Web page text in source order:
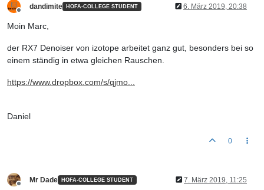
dandimite HOFA-COLLEGE STUDENT 6. März 2019, 20:38
Moin Marc,
der RX7 Denoiser von izotope arbeitet ganz gut, besonders bei so
einem ständig in etwa gleichen Rauschen.
https://www.dropbox.com/s/qjmo...
Daniel
0
Mr Dade HOFA-COLLEGE STUDENT 7. März 2019, 11:25